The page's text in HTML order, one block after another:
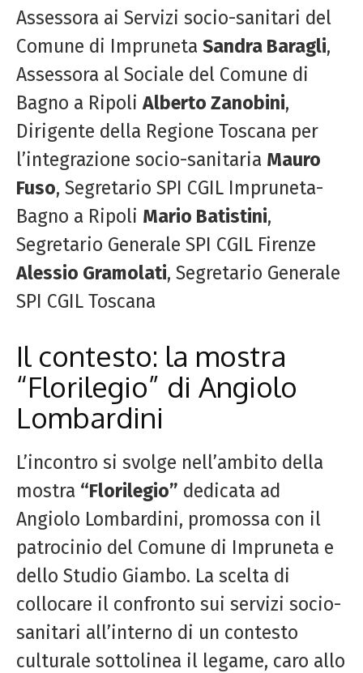
Assessora ai Servizi socio-sanitari del
Comune di Impruneta Sandra Baragli,
Assessora al Sociale del Comune di
Bagno a Ripoli Alberto Zanobini,
Dirigente della Regione Toscana per
l’integrazione socio-sanitaria Mauro
Fuso, Segretario SPI CGIL Impruneta-
Bagno a Ripoli Mario Batistini,
Segretario Generale SPI CGIL Firenze
Alessio Gramolati, Segretario Generale
SPI CGIL Toscana
Il contesto: la mostra
“Florilegio” di Angiolo
Lombardini
L’incontro si svolge nell’ambito della
mostra “Florilegio” dedicata ad
Angiolo Lombardini, promossa con il
patrocinio del Comune di Impruneta e
dello Studio Giambo. La scelta di
collocare il confronto sui servizi socio-
sanitari all’interno di un contesto
culturale sottolinea il legame, caro allo